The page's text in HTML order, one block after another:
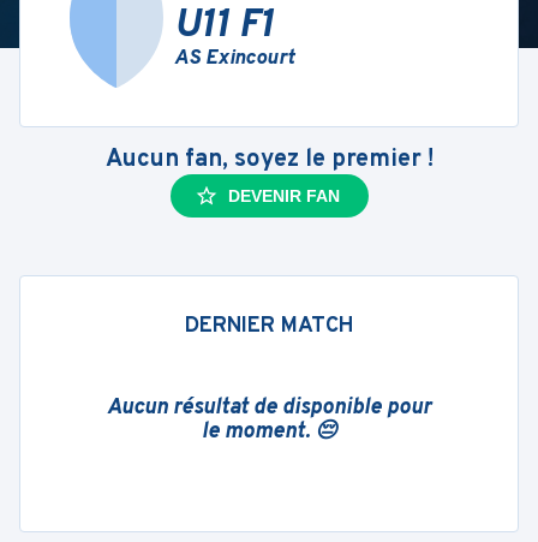
U11 F1
AS Exincourt
Aucun fan, soyez le premier !
DEVENIR FAN
DERNIER MATCH
Aucun résultat de disponible pour
le moment. 😔